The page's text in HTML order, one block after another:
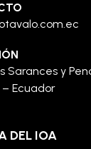
Sarances y
Ecuador
DEL IOA